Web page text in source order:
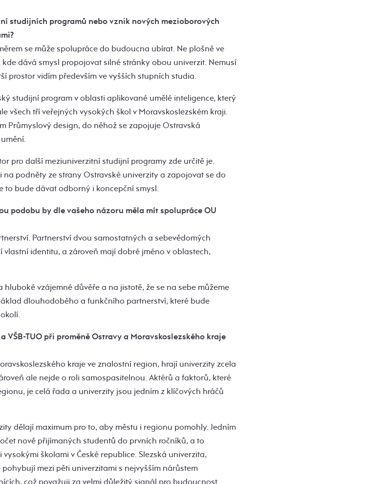
studijních programů nebo vznik nových mezioborových
se může spolupráce do budoucna ubírat. Ne plošně ve
dává smysl propojovat silné stránky obou univerzit. Nemusí
prostor vidím především ve vyšších stupních studia.
studijní program v oblasti aplikované umělé inteligence, který
všech tří veřejných vysokých škol v Moravskoslezském kraji.
Průmyslový design, do něhož se zapojuje Ostravská
pro další meziuniverzitní studijní programy zde určitě je.
podněty ze strany Ostravské univerzity a zapojovat se do
to bude dávat odborný i koncepční smysl.
podobu by dle vašeho názoru měla mít spolupráce OU
Partnerství dvou samostatných a sebevědomých
vlastní identitu, a zároveň mají dobré jméno v oblastech,
vzájemné důvěře a na jistotě, že se na sebe můžeme
dlouhodobého a funkčního partnerství, které bude
VŠB-TUO při proměně Ostravy a Moravskoslezského kraje
kraje ve znalostní region, hrají univerzity zcela
ale nejde o roli samospasitelnou. Aktérů a faktorů, které
je celá řada a univerzity jsou jedním z klíčových hráčů
dělají maximum pro to, aby městu i regionu pomohly. Jedním
nově přijímaných studentů do prvních ročníků, a to
školami v České republice. Slezská univerzita,
pohybují mezi pěti univerzitami s nejvyšším nárůstem
což považuji za velmi důležitý signál pro budoucnost